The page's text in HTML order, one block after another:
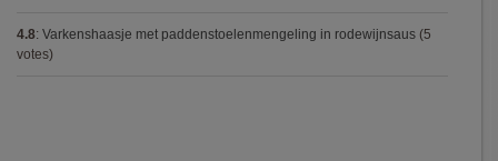
4.8: Varkenshaasje met paddenstoelenmengeling in rodewijnsaus (5
votes)